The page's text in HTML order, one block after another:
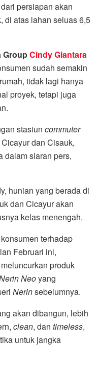
persiapan akan
di atas lahan seluas 6,5
GroupCindy Giantara
sudah semakin
tidak lagi hanya
proyek, tetapi juga
stasiun commuter
dan Cisauk,
dalam siaran pers,
hunian yang berada di
dan Cicayur akan
kelas menengah.
terhadap
Februari ini,
produk
Neoyang
Nerinsebelumnya.
akan dibangun, lebih
clean, dan timeless,
untuk jangka